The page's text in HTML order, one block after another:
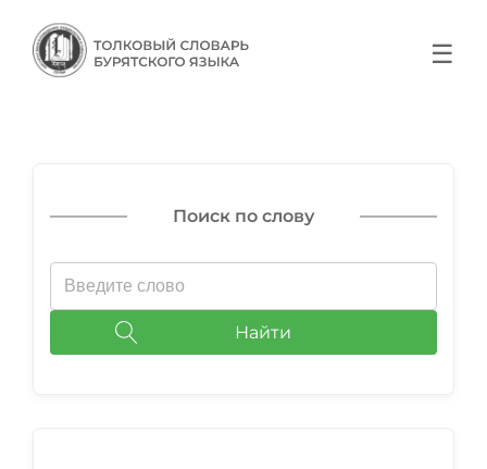
☰
Поиск по слову
Найти